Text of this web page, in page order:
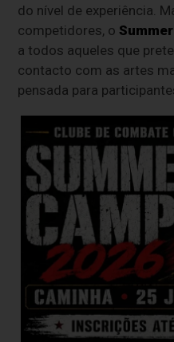
do nível de experiência.
competidores, o
a todos aqueles que
contacto com as artes
pensada para